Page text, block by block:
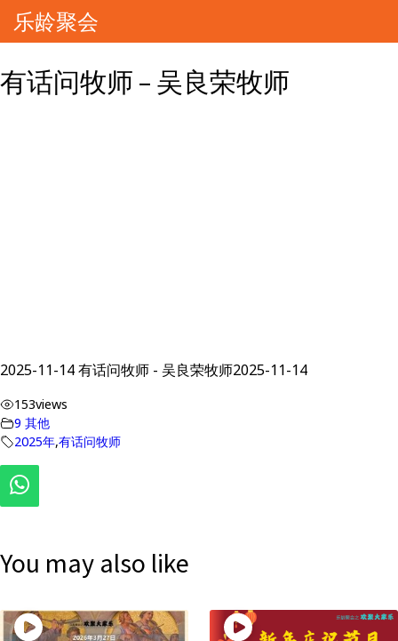
乐龄聚会
有话问牧师 – 吴良荣牧师
2025-11-14 有话问牧师 - 吴良荣牧师2025-11-14
153views
9 其他
2025年,有话问牧师
You may also like